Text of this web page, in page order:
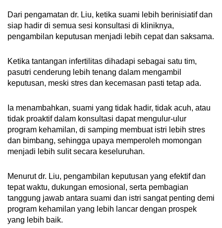
turut berbagi pengalaman pribadi seputar
infertilitas.
pria untuk membicarakannya dan bahwa hal itu
memang terjadi pada sebagian dari kita," kata
Dennis. "Kita harus bisa lebih saling
Keterbukaan Dennis mengurangi tekanan dan
stres pada istrinya, memperkuat ikatan dan
memupuk rasa saling percaya di antara
keduanya.
Pada tahun 2022, setelah melalui berbagai
prosedur medis, pasangan ini berhasil
menjalani program IVF dengan sperma dari
donor. Tahun itu pula, mereka menyambut bayi
perempuan.
Dari pengamatan dr. Liu, ketika suami lebih berinisiatif dan
siap hadir di semua sesi konsultasi di kliniknya,
pengambilan keputusan menjadi lebih cepat dan saksama.
Ketika tantangan infertilitas dihadapi sebagai satu tim,
pasutri cenderung lebih tenang dalam mengambil
keputusan, meski stres dan kecemasan pasti tetap ada.
Ia menambahkan, suami yang tidak hadir, tidak acuh, atau
tidak proaktif dalam konsultasi dapat mengulur-ulur
program kehamilan, di samping membuat istri lebih stres
dan bimbang, sehingga upaya memperoleh momongan
menjadi lebih sulit secara keseluruhan.
Menurut dr. Liu, pengambilan keputusan yang efektif dan
tepat waktu, dukungan emosional, serta pembagian
tanggung jawab antara suami dan istri sangat penting demi
program kehamilan yang lebih lancar dengan prospek
yang lebih baik.